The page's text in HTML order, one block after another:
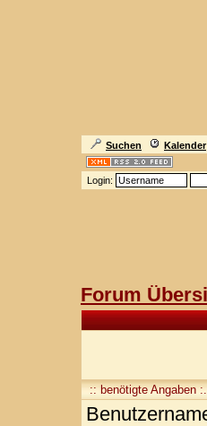
Suchen Kalender
Login:
Forum
:: benötigte Angaben :.